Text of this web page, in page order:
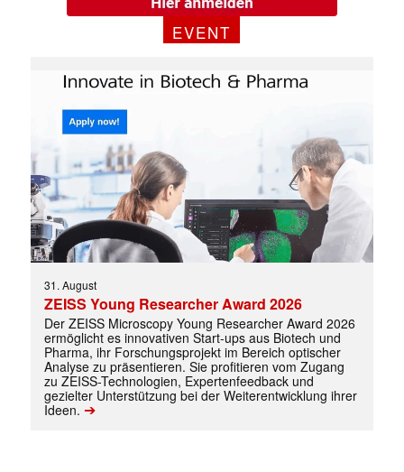
EVENT
31. August
ZEISS Young Researcher Award 2026
Der ZEISS Microscopy Young Researcher Award 2026
ermöglicht es innovativen Start-ups aus Biotech und
Pharma, ihr Forschungsprojekt im Bereich optischer
Analyse zu präsentieren. Sie profitieren vom Zugang
zu ZEISS-Technologien, Expertenfeedback und
gezielter Unterstützung bei der Weiterentwicklung ihrer
Ideen. ➔